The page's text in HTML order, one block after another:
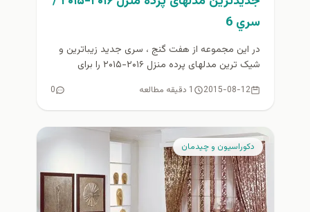
سري 6
در این مجموعه از هفت گنج ، سری جدید زیباترین و
شیک ترین مدلهای پرده منزل ۲۰۱۶-۲۰۱۵ را برای
2015-08-12 1 دقیقه مطالعه 0
دكوراسيون و چيدمان